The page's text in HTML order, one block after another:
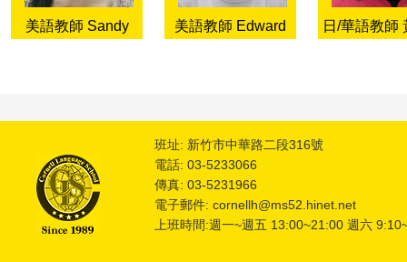
美語教師 Sandy 美語教師 Edward 日/華語教師
班址: 新竹市中華路二段316號
電話: 03-5233066
傳真: 03-5231966
電子郵件: cornellh@ms52.hinet.net
上班時間:週一~週五 13:00~21:00 週六